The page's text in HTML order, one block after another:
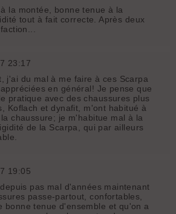
la montée, bonne tenue à la
tout à fait correcte. Après deux
23:17
j'ai du mal à me faire à ces Scarpa
en général! Je pense que
pratique avec des chaussures plus
Koflach et dynafit, m'ont habitué à
chaussure; je m'habitue mal à la
de la Scarpa, qui par ailleurs
19:05
pas mal d'années maintenant
passe-partout, confortables,
bonne tenue d'ensemble et qu'on a